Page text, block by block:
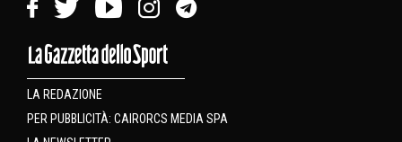
LA REDAZIONE
PER PUBBLICITÀ: CAIRORCS MEDIA SPA